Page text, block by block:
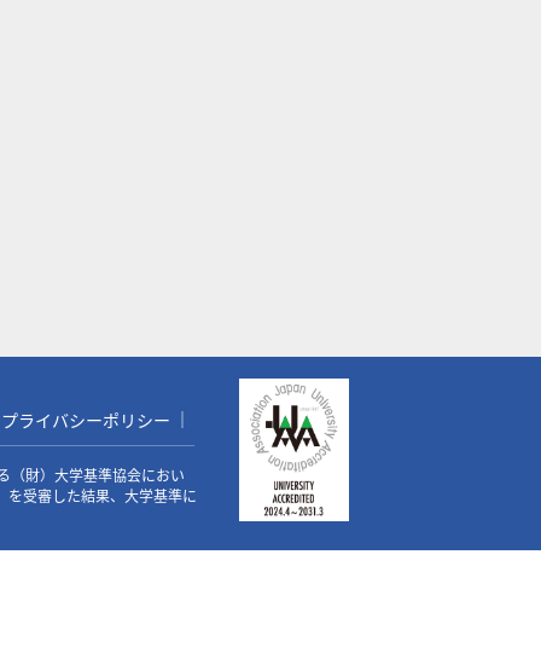
プライバシーポリシー
（財）大学基準協会におい
受審した結果、大学基準に